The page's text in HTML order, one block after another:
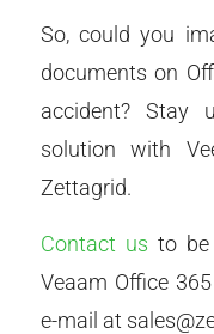
So, could you
documents on
accident?
solution with
Zettagrid.
Contact us to
Veaam Office
e-mail at